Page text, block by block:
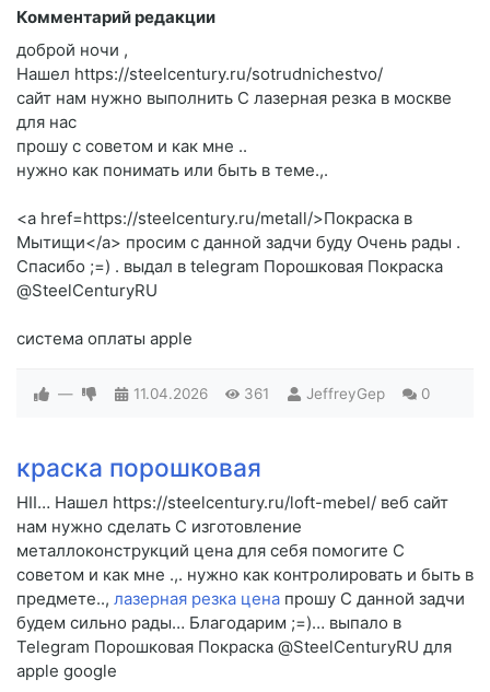
Комментарий редакции
доброй ночи ,
Нашел https://steelcentury.ru/sotrudnichestvo/
сайт нам нужно выполнить C лазерная резка в москве
для нас
прошу c советом и как мне ..
нужно как понимать или быть в теме.,.
<a href=https://steelcentury.ru/metall/>Покраска в
Мытищи</a> просим c данной задчи буду Очень рады .
Спасибо ;=) . выдал в telegram Порошковая Покраска
@SteelCenturyRU
система оплаты apple
— 11.04.2026 361 JeffreyGep 0
краска порошковая
HII… Нашел https://steelcentury.ru/loft-mebel/ веб сайт
нам нужно сделать C изготовление
металлоконструкций цена для себя помогите C
советом и как мне .,. нужно как контролировать и быть в
предмете.., лазерная резка цена прошу C данной задчи
будем сильно рады… Благодарим ;=)… выпало в
Telegram Порошковая Покраска @SteelCenturyRU для
apple google